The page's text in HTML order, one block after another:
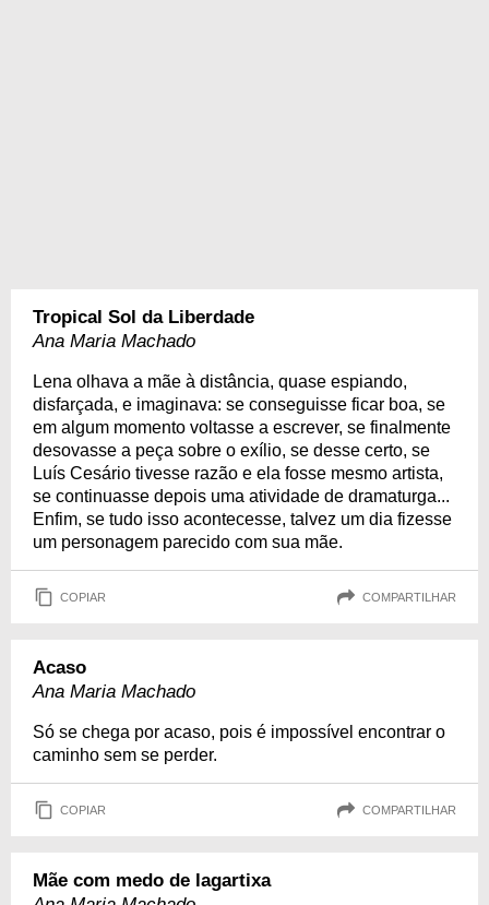
Tropical Sol da Liberdade
Ana Maria Machado
Lena olhava a mãe à distância, quase espiando,
disfarçada, e imaginava: se conseguisse ficar boa, se
em algum momento voltasse a escrever, se finalmente
desovasse a peça sobre o exílio, se desse certo, se
Luís Cesário tivesse razão e ela fosse mesmo artista,
se continuasse depois uma atividade de dramaturga...
Enfim, se tudo isso acontecesse, talvez um dia fizesse
um personagem parecido com sua mãe.
COPIAR COMPARTILHAR
Acaso
Ana Maria Machado
Só se chega por acaso, pois é impossível encontrar o
caminho sem se perder.
COPIAR COMPARTILHAR
Mãe com medo de lagartixa